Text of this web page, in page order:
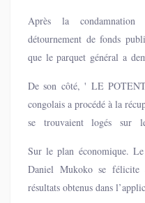
le nombre de soldats
que d’ordinaire, depuis la
et notamment depuis
dernier. Une enquête
« malhonnête » et «
Après la
détournement de fonds
que le parquet général a
l'ex-ministre de la Justice
Une démarche qui
la volonté de la justice
détournées.
De son côté, ' LE
congolais a procédé à la
se trouvaient logés sur
première exécution de la
appelle "Opposant",
par la justice.
Sur le plan économique.
Daniel Mukoko se
résultats obtenus dans